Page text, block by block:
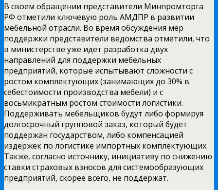
В своем обращении представители Минпромторга
РФ отметили ключевую роль АМДПР в развитии
мебельной отрасли. Во время обсуждения мер
поддержки представители ведомства отметили, что
в министерстве уже идет разработка двух
направлений для поддержки мебельных
предприятий, которые испытывают сложности с
ростом комплектующих (занимающих до 30% в
себестоимости производства мебели) и с
восьмикратным ростом стоимости логистики.
Поддерживать мебельщиков будут либо формируя
долгосрочный групповой заказ, который будет
поддержан государством, либо компенсацией
издержек по логистике импортных комплектующих.
Также, согласно источнику, инициативу по снижению
ставки страховых взносов для системообразующих
предприятий, скорее всего, не поддержат.